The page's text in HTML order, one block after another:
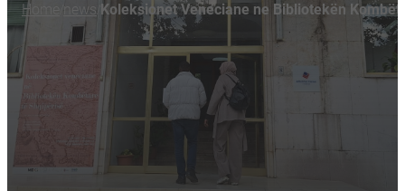
Home news Koleksionet Veneciane ne Bibliotekën